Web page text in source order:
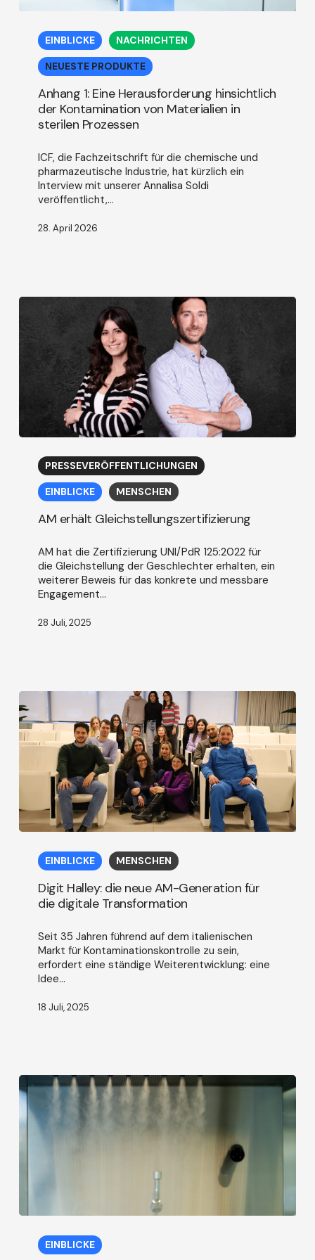
Herausforderung
hinsichtlich
Kontamination
Materialien
sterilen
Prozessen
EINBLICKE NACHRICHTEN
NEUESTE PRODUKTE
Anhang 1: Eine Herausforderung hinsichtlich
der Kontamination von Materialien in
sterilen Prozessen
ICF, die Fachzeitschrift für die chemische und
pharmazeutische Industrie, hat kürzlich ein
Interview mit unserer Annalisa Soldi
veröffentlicht,…
28. April 2026
erhält
Gleichstellungszertifizierung
PRESSEVERÖFFENTLICHUNGEN
EINBLICKE MENSCHEN
AM erhält Gleichstellungszertifizierung
AM hat die Zertifizierung UNI/PdR 125:2022 für
die Gleichstellung der Geschlechter erhalten, ein
weiterer Beweis für das konkrete und messbare
Engagement...
28 Juli, 2025
Halley:
neue
AM-
Generation
digitale
Transformation
EINBLICKE MENSCHEN
Digit Halley: die neue AM-Generation für
die digitale Transformation
Seit 35 Jahren führend auf dem italienischen
Markt für Kontaminationskontrolle zu sein,
erfordert eine ständige Weiterentwicklung: eine
Idee...
18 Juli, 2025
wichtigsten
FehlerEINBLICKE